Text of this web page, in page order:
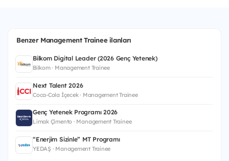
Benzer Management Trainee ilanları
Bilkom Digital Leader (2026 Genç Yetenek)
Bilkom · Management Trainee
Next Talent 2026
Coca-Cola İçecek · Management Trainee
Genç Yetenek Programı 2026
Limak Çimento · Management Trainee
“Enerjim Sizinle” MT Programı
YEDAŞ · Management Trainee